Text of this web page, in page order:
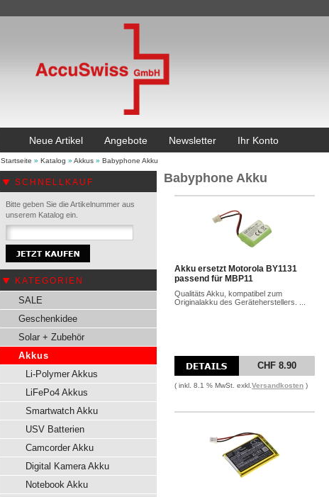
Neue Artikel Angebote Newsletter Ihr Konto
Startseite » Katalog » Akkus » Babyphone Akku
SCHNELLKAUF
Bitte geben Sie die Artikelnummer aus
unserem Katalog ein.
KATEGORIEN
SALE
Geschenkidee
Solar + Zubehör
Akkus
Li-Polymer Akkus
LiFePo4 Akkus
Smartwatch Akku
USV Batterien
Camcorder Akku
Digital Kamera Akku
Notebook Akku
Babyphone Akku
Akku ersetzt Motorola BY1131
passend für MBP11
Qualitäts Akku, kompatibel zum
Originalakku des Geräteherstellers. ...
CHF 8.90
( inkl. 8.1 % MwSt. exkl. Versandkosten )